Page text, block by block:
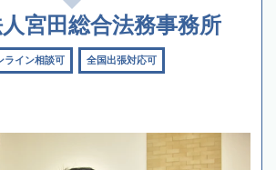
宮田総合法務事務所
ライン相談可 全国出張対応可